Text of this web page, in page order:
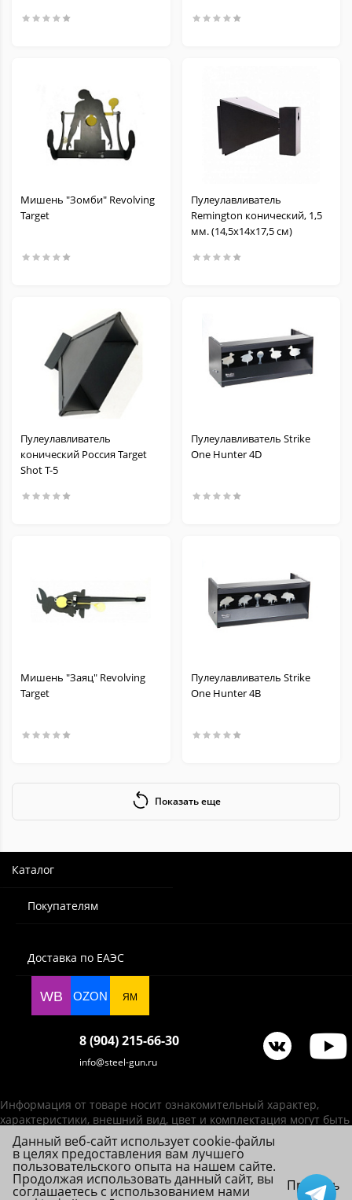
Мишень "Зомби" Revolving
Target
Пулеулавливатель
Remington конический, 1,5
мм. (14,5х14х17,5 см)
Пулеулавливатель
конический Россия Target
Shot T-5
Пулеулавливатель Strike
One Hunter 4D
Мишень "Заяц" Revolving
Target
Пулеулавливатель Strike
One Hunter 4B
Показать еще
Каталог
Покупателям
Доставка по ЕАЭС
WB OZON ЯМ
8 (904) 215-66-30
info@steel-gun.ru
Информация от товаре носит ознакомительный характер,
характеристики, внешний вид, цвет и комплектация могут быть
изменены производителем без уведомления.
ИП Фролова А. В., ОГРНИП 314784720200492
© 2026 Steel-Gun (Стил Ган) - оптовый интернет-магазин ножей, пневматики,
товаров для страйкбола и туризма.
Данный веб-сайт использует cookie-файлы
в целях предоставления вам лучшего
пользовательского опыта на нашем сайте.
Продолжая использовать данный сайт, вы
соглашаетесь с использованием нами Принять